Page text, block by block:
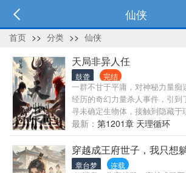
仙侠
首页 >> 分类 >> 仙侠
天局非异人任
鼓聋 完结
一群不甘于平庸，对神秘力量痴
经历的奇幻力量杀人事件，引到
寻未确定生物体，接触到隐藏于
势力，与僵尸狼人为伍，吸血鬼
海，打造神兵利器，开启修仙文
段，率领地球原生生物与神魔抗
劫中，却不甘心在这场天地局中
最新： 第1201章 天理循环
穿越成王府世子，我只想
章台梦 连载